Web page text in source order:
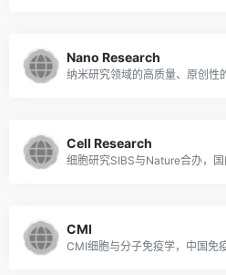
Nano Research
纳米研究领域的高质量、原创性
Cell Research
细胞研究SIBS与Nature合办，
CMI
CMI细胞与分子免疫学，中国免